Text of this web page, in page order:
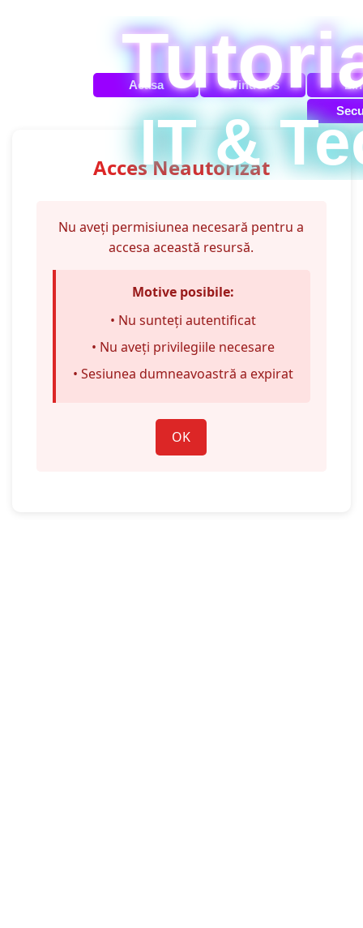
IT &
Acasa Windows
Acces Neautorizat
Nu aveți permisiunea necesară pentru a
accesa această resursă.
Motive posibile:
• Nu sunteți autentificat
• Nu aveți privilegiile necesare
• Sesiunea dumneavoastră a expirat
OK